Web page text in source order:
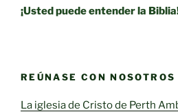
Post
¡Usted puede entender la
REÚNASE CON NOSOTROS
La iglesia de Cristo de Perth